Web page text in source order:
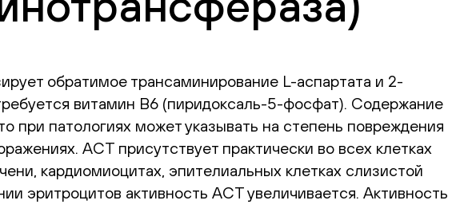
обратимое трансаминирование L-аспартата и 2-
витамин B6 (пиридоксаль-5-фосфат). Содержание
при патологиях может указывать на степень повреждения
АСТ присутствует практически во всех клетках
кардиомиоцитах, эпителиальных клетках слизистой
эритроцитов активность АСТ увеличивается. Активность